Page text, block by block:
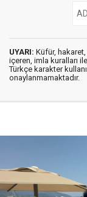
UYARI: Küfür,
içeren, imla kuralları
Türkçe karakter
onaylanmamaktadır.